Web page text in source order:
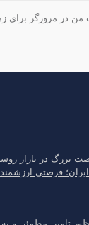
من در مرورگر برای
بزرگ در بازار
فرصتی ارزشمند